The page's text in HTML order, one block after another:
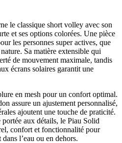
le classique short volley avec son
et ses options colorées. Une pièce
les personnes super actives, que
Sa matière extensible qui
de mouvement maximale, tandis
écrans solaires garantit une
en mesh pour un confort optimal.
assure un ajustement personnalisé,
ajoutent une touche de praticité.
aux détails, le Piau Solid
confort et fonctionnalité pour
l’eau ou en dehors.